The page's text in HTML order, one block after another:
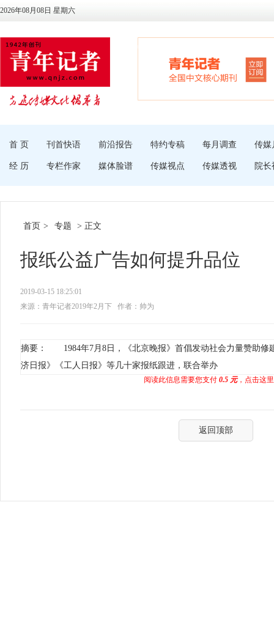
2026年08月08日 星期六
首 页 刊首快语 前沿报告 特约专稿 每月调查 传媒
经 历 专栏作家 媒体脸谱 传媒视点 传媒透视 院长
首页 > 专题 > 正文
报纸公益广告如何提升品位
2019-03-15 18:25:01
来源：青年记者2019年2月下
作者：帅为
摘要： 1984年7月8日，《北京晚报》首倡发动社会力量赞助修
济日报》《工人日报》等几十家报纸跟进，联合举办
阅读此信息需要您支付 0.5 元，点击这
返回顶部